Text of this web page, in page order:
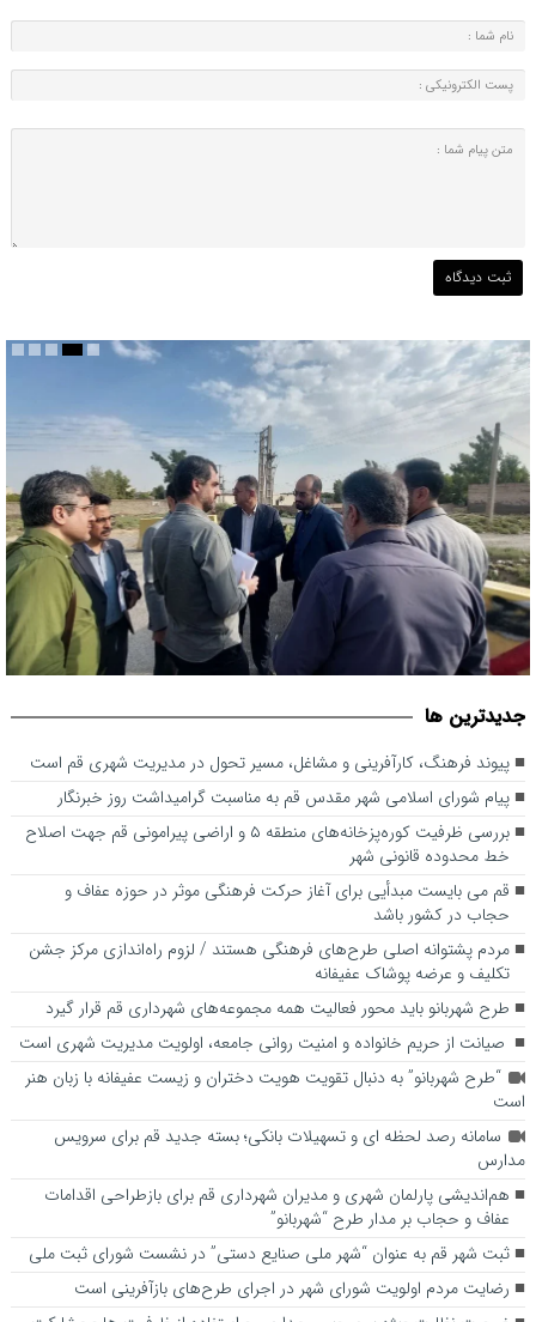
اصلاح خط محدوده قانونی شهر
جديدترين ها
پیوند فرهنگ، کارآفرینی و مشاغل، مسیر تحول در مدیریت شهری قم است
پیام شورای اسلامی شهر مقدس قم به مناسبت گرامیداشت روز خبرنگار
بررسی ظرفیت کوره‌پزخانه‌های منطقه ۵ و اراضی پیرامونی قم جهت اصلاح
خط محدوده قانونی شهر
قم می بایست مبدأیی برای آغاز حرکت فرهنگی موثر در حوزه عفاف و
حجاب در کشور باشد
مردم پشتوانه اصلی طرح‌های فرهنگی هستند / لزوم راه‌اندازی مرکز جشن
تکلیف و عرضه پوشاک عفیفانه
طرح شهربانو باید محور فعالیت همه مجموعه‌های شهرداری قم قرار گیرد
صیانت از حریم خانواده و امنیت روانی جامعه، اولویت مدیریت شهری است
“طرح شهربانو” به دنبال تقویت هویت دختران و زیست عفیفانه با زبان هنر
است
سامانه رصد لحظه ای و تسهیلات بانکی؛ بسته جدید قم برای سرویس
مدارس
هم‌اندیشی پارلمان شهری و مدیران شهرداری قم برای بازطراحی اقدامات
عفاف و حجاب بر مدار طرح “شهربانو”
ثبت شهر قم به عنوان “شهر ملی صنایع دستی” در نشست شورای ثبت ملی
رضایت مردم اولویت شورای شهر در اجرای طرح‌های بازآفرینی است